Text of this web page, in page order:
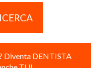
Diventa DENTISTA